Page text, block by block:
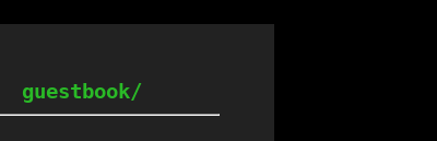
guestbook/